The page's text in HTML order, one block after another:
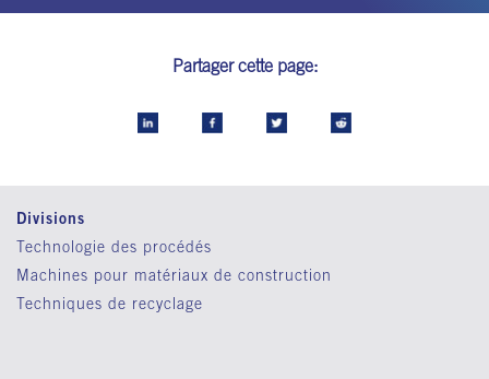
Partager cette page:
Divisions
Technologie des procédés
Machines pour matériaux de construction
Techniques de recyclage